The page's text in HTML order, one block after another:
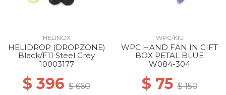
HELINOX
HELIDROP (DROPZONE)
Black/F11 Steel Grey
10003177
$ 396 $ 660
WPC/KIU
WPC HAND FAN IN GIFT
BOX PETAL BLUE
W084-304
$ 75$ 150